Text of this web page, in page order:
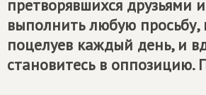
претворявшихся друзьями
выполнить любую
поцелуев каждый день, и
становитесь в оппозицию.